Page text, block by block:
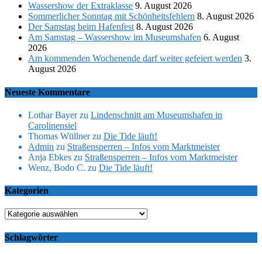
Wassershow der Extraklasse 9. August 2026
Sommerlicher Sonntag mit Schönheitsfehlern 8. August 2026
Der Samstag beim Hafenfest 8. August 2026
Am Samstag – Wassershow im Museumshafen 6. August
2026
Am kommenden Wochenende darf weiter gefeiert werden 3.
August 2026
Neueste Kommentare
Lothar Bayerzu Lindenschnitt am Museumshafen in
Carolinensiel
Thomas Wüllnerzu Die Tide läuft!
Admin zu Straßensperren – Infos vom Marktmeister
Anja Ebkes zu Straßensperren – Infos vom Marktmeister
Wenz, Bodo C. zu Die Tide läuft!
Kategorien
Kategorien
Schlagwörter